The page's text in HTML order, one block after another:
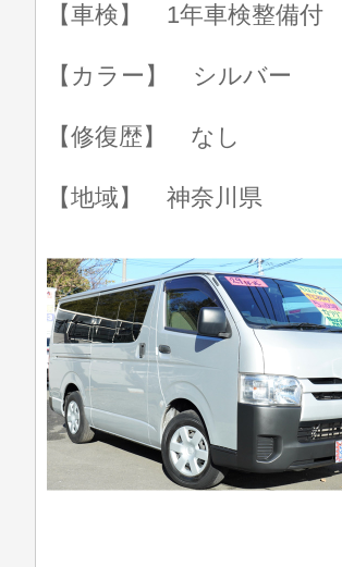
【車検】 1年車検整備付
【カラー】 シルバー
【修復歴】 なし
【地域】 神奈川県